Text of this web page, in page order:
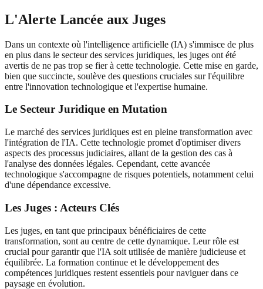
L'Alerte Lancée aux Juges
Dans un contexte où l'intelligence artificielle (IA) s'immisce de plus
en plus dans le secteur des services juridiques, les juges ont été
avertis de ne pas trop se fier à cette technologie. Cette mise en garde,
bien que succincte, soulève des questions cruciales sur l'équilibre
entre l'innovation technologique et l'expertise humaine.
Le Secteur Juridique en Mutation
Le marché des services juridiques est en pleine transformation avec
l'intégration de l'IA. Cette technologie promet d'optimiser divers
aspects des processus judiciaires, allant de la gestion des cas à
l'analyse des données légales. Cependant, cette avancée
technologique s'accompagne de risques potentiels, notamment celui
d'une dépendance excessive.
Les Juges : Acteurs Clés
Les juges, en tant que principaux bénéficiaires de cette
transformation, sont au centre de cette dynamique. Leur rôle est
crucial pour garantir que l'IA soit utilisée de manière judicieuse et
équilibrée. La formation continue et le développement des
compétences juridiques restent essentiels pour naviguer dans ce
paysage en évolution.